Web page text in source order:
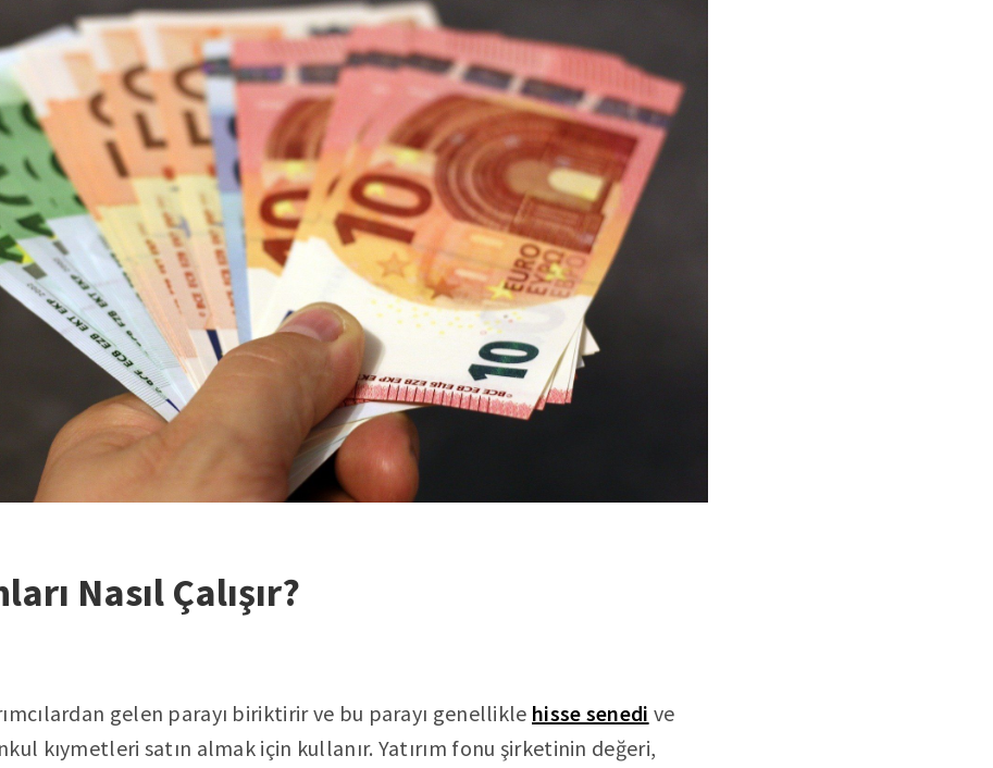
Nasıl Çalışır?
gelen parayı biriktirir ve bu parayı genellikle hisse senedi ve
kıymetleri satın almak için kullanır. Yatırım fonu şirketinin değeri,